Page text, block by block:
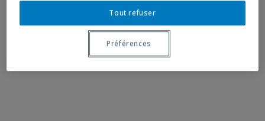
Tout refuser
Préférences